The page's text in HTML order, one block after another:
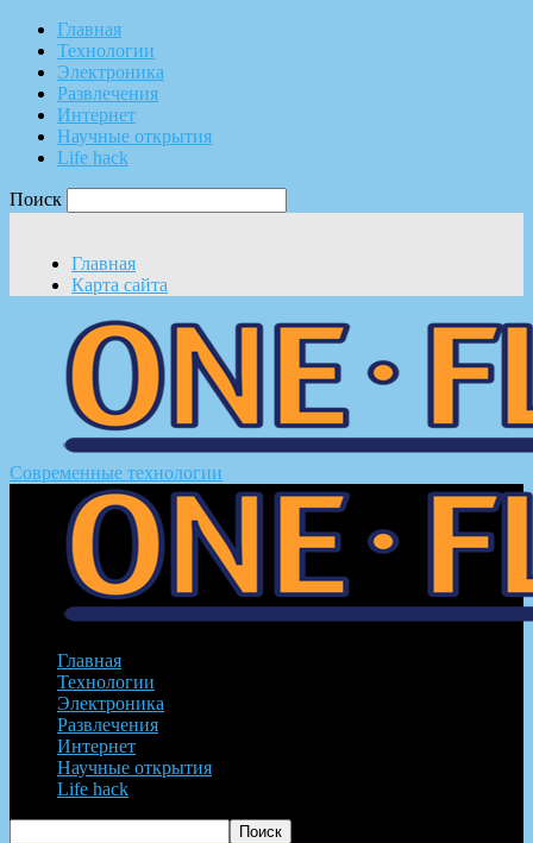
Главная
Технологии
Электроника
Развлечения
Интернет
Научные открытия
Life hack
Поиск
Главная
Карта сайта
Современные технологии
Главная
Технологии
Электроника
Развлечения
Интернет
Научные открытия
Life hack